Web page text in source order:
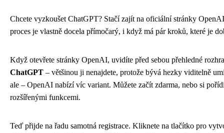
Chcete vyzkoušet ChatGPT? Stačí zajít na oficiální stránky
proces je vlastně docela přímočarý, i když má pár kroků, které je
Když otevřete stránky OpenAI, uvidíte před sebou přehledné
ChatGPT – většinou ji nenajdete, protože bývá hezky viditelně
ale – OpenAI nabízí víc variant. Můžete začít zdarma, nebo si
rozšířenými funkcemi.
Teď přijde na řadu samotná registrace. Kliknete na tlačítko pro